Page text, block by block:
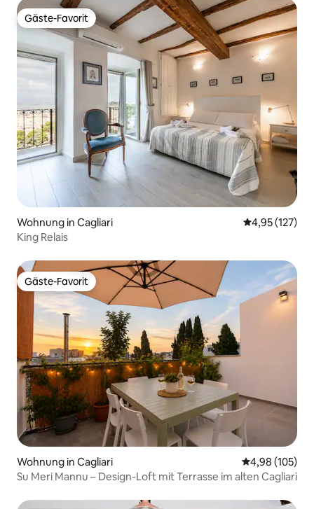
Gäste-Favorit
Gäste-Favorit
Wohnung in Cagliari
4,95 (127)
King Relais
Gäste-Favorit
Gäste-Favorit
Wohnung in Cagliari
4,98 (105)
Su Meri Mannu – Design-Loft mit Terrasse im alten Cagliari